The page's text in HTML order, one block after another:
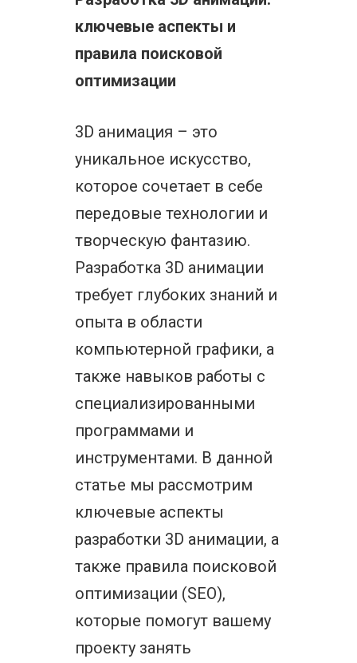
ключевые аспекты и
правила поисковой
оптимизации
3D анимация – это
уникальное искусство,
которое сочетает в себе
передовые технологии и
творческую фантазию.
Разработка 3D анимации
требует глубоких знаний и
опыта в области
компьютерной графики, а
также навыков работы с
специализированными
программами и
инструментами. В данной
статье мы рассмотрим
ключевые аспекты
разработки 3D анимации, а
также правила поисковой
оптимизации (SEO),
которые помогут вашему
проекту занять